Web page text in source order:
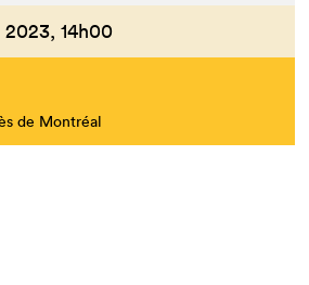
14h00
de Montréal